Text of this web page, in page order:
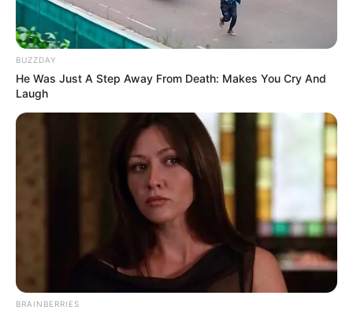
Estados Unidos Internacional
>
Brasil x Croácia: saiba onde assistir, horário do jogo e possíveis
Brasil x Croácia: saiba onde
assistir, horário do jogo e
possíveis escalações.
BUZZDAY
He Was Just A Step Away From Death: Makes You Cry And
Laugh
BRAINBERRIES